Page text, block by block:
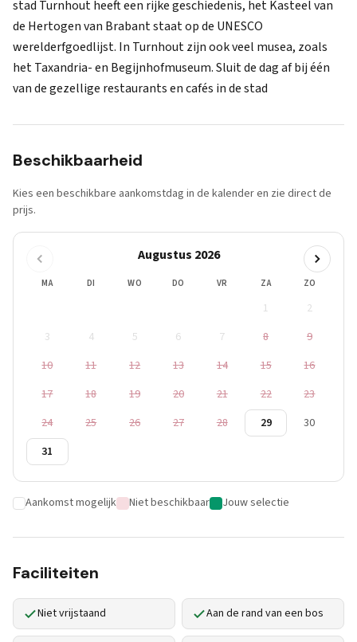
stad Turnhout heeft een rijke geschiedenis, het Kasteel van
de Hertogen van Brabant staat op de UNESCO
werelderfgoedlijst. In Turnhout zijn ook veel musea, zoals
het Taxandria- en Begijnhofmuseum. Sluit de dag af bij één
van de gezellige restaurants en cafés in de stad
Beschikbaarheid
Kies een beschikbare aankomstdag in de kalender en zie direct de
prijs.
Augustus 2026
MA DI WO DO VR ZA ZO
1
2
3
4 5 6 7 8
9
10
11 12 13 14 15
16
17
18 19 20 21 22
23
24
25 26 27 28 29
30
31
Aankomst mogelijk Niet beschikbaar Jouw selectie
Faciliteiten
Niet vrijstaand Aan de rand van een bos